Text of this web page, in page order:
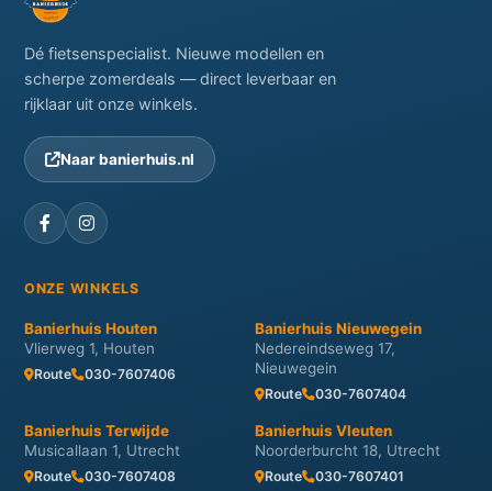
Dé fietsenspecialist. Nieuwe modellen en
scherpe zomerdeals — direct leverbaar en
rijklaar uit onze winkels.
Naar banierhuis.nl
ONZE WINKELS
Banierhuis Houten
Vlierweg 1, Houten
Route 030-7607406
Banierhuis Nieuwegein
Nedereindseweg 17,
Nieuwegein
Route 030-7607404
Banierhuis Terwijde
Musicallaan 1, Utrecht
Route 030-7607408
Banierhuis Vleuten
Noorderburcht 18, Utrecht
Route 030-7607401